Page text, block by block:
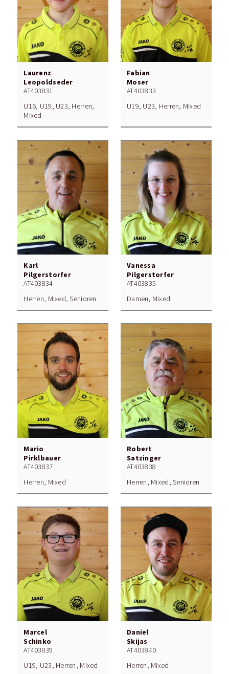
Laurenz
Leopoldseder
AT403831
U16, U19, U23, Herren,
Mixed
Fabian
Moser
AT403833
U19, U23, Herren, Mixed
Karl
Pilgerstorfer
AT403834
Herren, Mixed, Senioren
Vanessa
Pilgerstorfer
AT403835
Damen, Mixed
Mario
Pirklbauer
AT403837
Herren, Mixed
Robert
Satzinger
AT403838
Herren, Mixed, Senioren
Marcel
Schinko
AT403839
U19, U23, Herren, Mixed
Daniel
Skijas
AT403840
Herren, Mixed